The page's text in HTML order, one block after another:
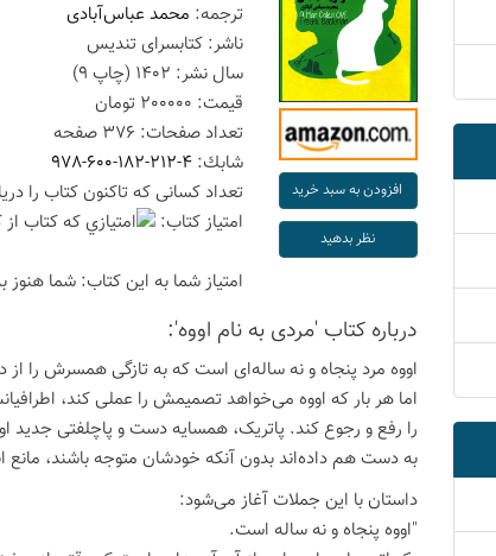
ترجمه: محمد عباس‌آبادی
ناشر: کتابسرای تندیس
سال نشر: 1402 (چاپ 9
)
قیمت: 200000 تومان
تعداد صفحات: 376 صفحه
شابك: 978-600-182-212-4
تعداد كسانی كه تاكنون كتاب را دریافت
امتیاز كتاب:
امتیاز شما به این كتاب: شما هنوز
درباره كتاب 'مردی به نام اووه':
اووه مرد پنجاه و نه ساله‌ای است که به تازگی همسرش را
اما هر بار که اووه می‌خواهد تصمیمش را عملی کند،
را رفع و رجوع کند. پاتریک، همسایه دست و پاچلفتی جدید
به دست هم داده‌اند بدون آنکه خودشان متوجه باشند، مانع
داستان با این جملات آغاز می‌شود:
"اووه پنجاه و نه ساله است.